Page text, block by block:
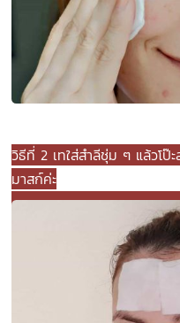
วิธีที่ 2 เทใส่สำลีชุ่ม ๆ แล้วโ
มาสก์ค่ะ